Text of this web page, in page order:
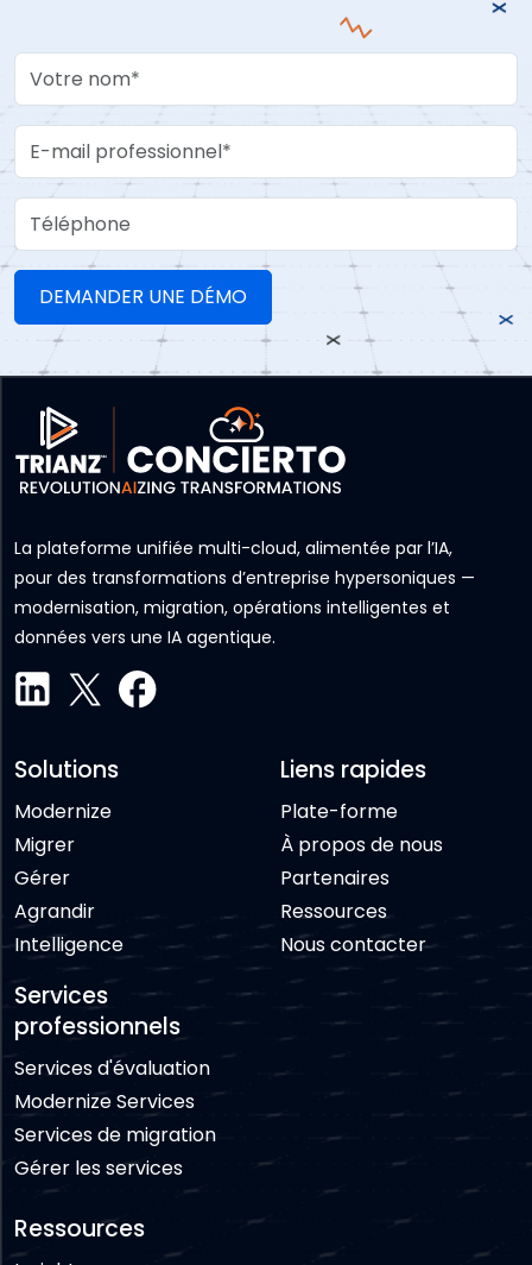
Your Name
Work Email
Téléphone
La plateforme unifiée multi-cloud, alimentée par l’IA,
pour des transformations d’entreprise hypersoniques —
modernisation, migration, opérations intelligentes et
données vers une IA agentique.
Solutions
Modernize
Migrer
Gérer
Agrandir
Intelligence
Services
professionnels
Services d'évaluation
Modernize Services
Services de migration
Gérer les services
Liens rapides
Plate-forme
À propos de nous
Partenaires
Ressources
Nous contacter
Ressources